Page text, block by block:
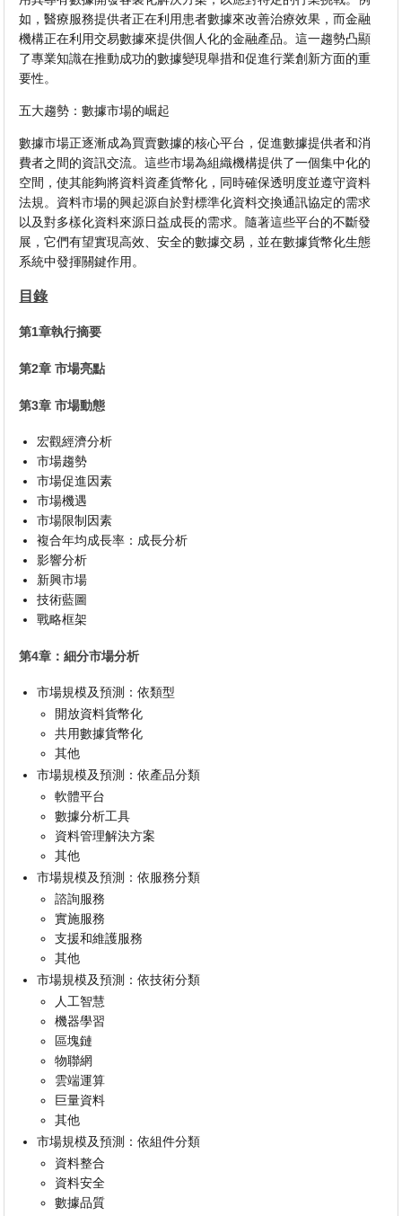
如，醫療服務提供者正在利用患者數據來改善治療效果，而金融
機構正在利用交易數據來提供個人化的金融產品。這一趨勢凸顯
了專業知識在推動成功的數據變現舉措和促進行業創新方面的重
要性。
五大趨勢：數據市場的崛起
數據市場正逐漸成為買賣數據的核心平台，促進數據提供者和消
費者之間的資訊交流。這些市場為組織機構提供了一個集中化的
空間，使其能夠將資料資產貨幣化，同時確保透明度並遵守資料
法規。資料市場的興起源自於對標準化資料交換通訊協定的需求
以及對多樣化資料來源日益成長的需求。隨著這些平台的不斷發
展，它們有望實現高效、安全的數據交易，並在數據貨幣化生態
系統中發揮關鍵作用。
目錄
第1章執行摘要
第2章 市場亮點
第3章 市場動態
宏觀經濟分析
市場趨勢
市場促進因素
市場機遇
市場限制因素
複合年均成長率：成長分析
影響分析
新興市場
技術藍圖
戰略框架
第4章：細分市場分析
市場規模及預測：依類型
開放資料貨幣化
共用數據貨幣化
其他
市場規模及預測：依產品分類
軟體平台
數據分析工具
資料管理解決方案
其他
市場規模及預測：依服務分類
諮詢服務
實施服務
支援和維護服務
其他
市場規模及預測：依技術分類
人工智慧
機器學習
區塊鏈
物聯網
雲端運算
巨量資料
其他
市場規模及預測：依組件分類
資料整合
資料安全
數據品質